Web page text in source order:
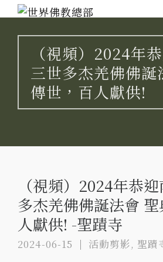
（視頻）2024年
三世多杰羌佛佛誕
傳世，百人獻供!
（視頻）2024年恭
多杰羌佛佛誕法會
人獻供! -聖蹟寺
2024-06-15 活動剪影, 聖蹟